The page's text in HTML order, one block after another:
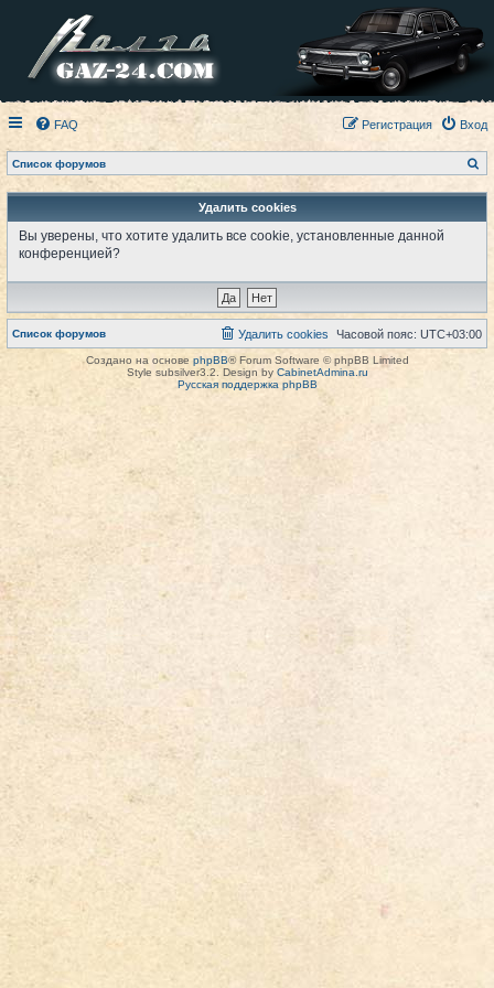
FAQ Вход
Регистрация
Список форумов
о
с
Удалить cookies
Вы уверены, что хотите удалить все cookie, установленные данной
конференцией?
Список форумов Часовой пояс: UTC+03:00
Удалить cookies
Создано на основе phpBB® Forum Software © phpBB Limited
Style subsilver3.2. Design by CabinetAdmina.ru
Русская поддержка phpBB